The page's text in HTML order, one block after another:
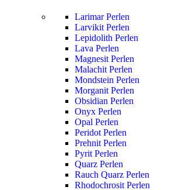
Larimar Perlen
Larvikit Perlen
Lepidolith Perlen
Lava Perlen
Magnesit Perlen
Malachit Perlen
Mondstein Perlen
Morganit Perlen
Obsidian Perlen
Onyx Perlen
Opal Perlen
Peridot Perlen
Prehnit Perlen
Pyrit Perlen
Quarz Perlen
Rauch Quarz Perlen
Rhodochrosit Perlen